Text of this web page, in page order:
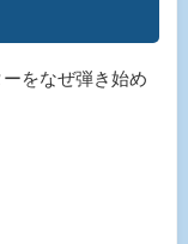
をなぜ弾き始め